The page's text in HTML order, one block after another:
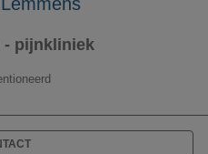
- pijnkliniek